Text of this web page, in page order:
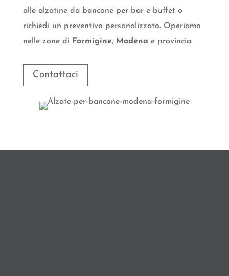
alle alzatine da bancone per bar e buffet o
richiedi un preventivo personalizzato. Operiamo
nelle zone di
Formigine, Modena e provincia.
Contattaci